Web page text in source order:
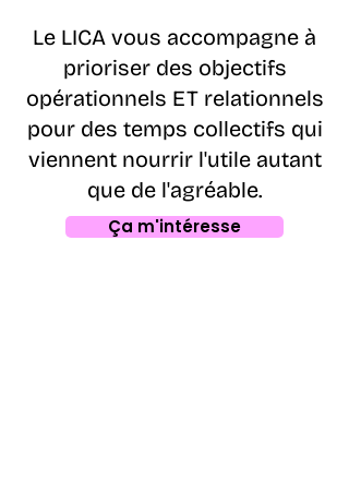
Le LICA vous accompagne à
prioriser des objectifs
opérationnels ET relationnels
pour des temps collectifs qui
viennent nourrir l'utile autant
que de l'agréable.
Ça m'intéresse